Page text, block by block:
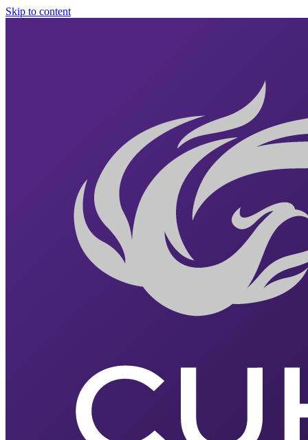
Skip to content